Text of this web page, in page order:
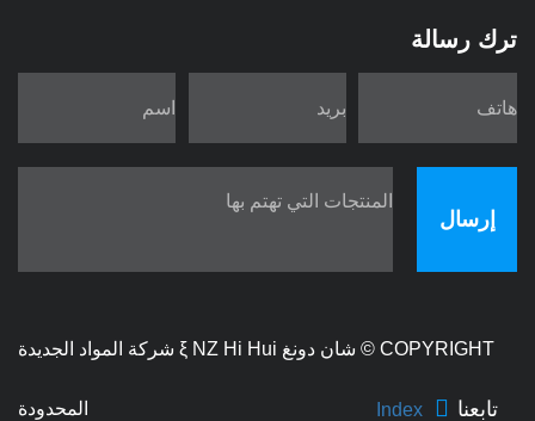
ترك رسالة
إرسال
COPYRIGHT © شان دونغ ξ NZ Hi Hui شركة المواد الجديدة
المحدودة تابعنا Index